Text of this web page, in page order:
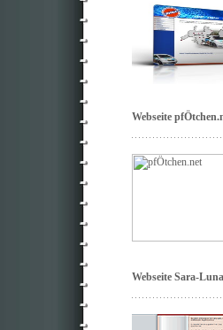
Webseite
Webseite Sara-